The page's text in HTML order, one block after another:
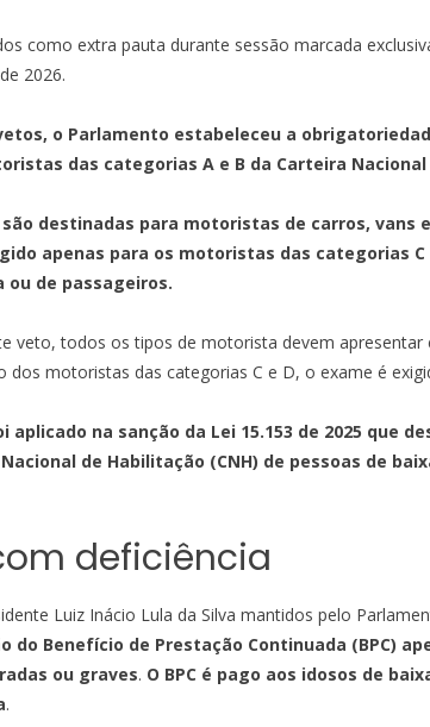
como extra pauta durante sessão marcada
2026.
o Parlamento estabeleceu a
das categorias A e B da Carteira Nacional
destinadas para motoristas de carros, vans
apenas para os motoristas das categorias C
de passageiros.
veto, todos os tipos de motorista devem
dos motoristas das categorias C e D, o exame é
aplicado na sanção da Lei 15.153 de 2025 que
de Habilitação (CNH) de pessoas de
deficiência
Luiz Inácio Lula da Silva mantidos pelo
do Benefício de Prestação Continuada (BPC)
ou graves. O BPC é pago aos idosos de
.